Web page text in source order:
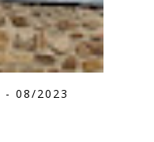
- 08/2023